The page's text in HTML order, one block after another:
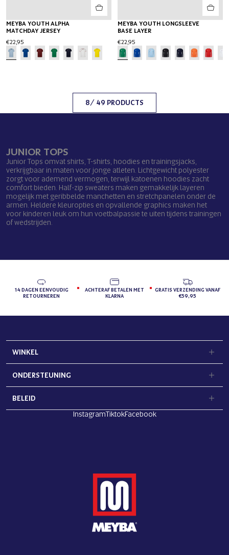
MEYBA YOUTH ALPHA
MATCHDAY JERSEY
€22,95
MEYBA YOUTH LONGSLEEVE
BASE LAYER
€22,95
8/ 49 PRODUCTS
JUNIOR TOPS
Junior Tops omvat shirts, T-shirts, hoodies en trainingsjacks,
verkrijgbaar in maten voor jonge atleten. Lichtgewicht polyester
zorgt voor ademend vermogen, terwijl katoenen hoodies zacht
comfort bieden. Half-zip sweaters maken gemakkelijk layeren
mogelijk met geribbelde manchetten en stretchpanelen onder de
armen. Heldere kleuropties en opvallende graphics maken het
voor kinderen leuk om hun voetbalpassie te uiten tijdens trainingen
of wedstrijden.
14 DAGEN EENVOUDIG
RETOURNEREN
ACHTERAF BETALEN MET
KLARNA
GRATIS VERZENDING VANAF
€59,95
WINKEL
ONDERSTEUNING
BELEID
InstagramTiktokFacebook